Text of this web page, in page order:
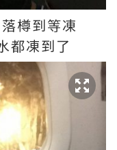
樽到等凍
都凍到了